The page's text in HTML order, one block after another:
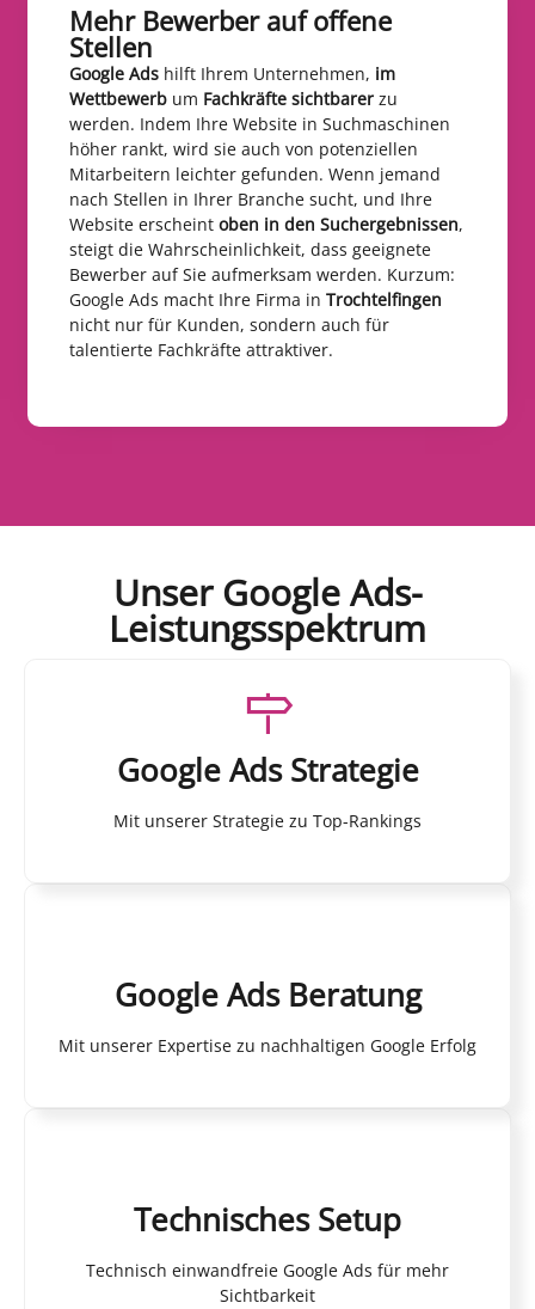
Mehr Bewerber auf offene
Stellen​
Google Ads hilft Ihrem Unternehmen, im
Wettbewerb um Fachkräfte sichtbarer zu
werden. Indem Ihre Website in Suchmaschinen
höher rankt, wird sie auch von potenziellen
Mitarbeitern leichter gefunden. Wenn jemand
nach Stellen in Ihrer Branche sucht, und Ihre
Website erscheint oben in den Suchergebnissen,
steigt die Wahrscheinlichkeit, dass geeignete
Bewerber auf Sie aufmerksam werden. Kurzum:
Google Ads macht Ihre Firma in Trochtelfingen
nicht nur für Kunden, sondern auch für
talentierte Fachkräfte attraktiver.
Unser Google Ads-
Leistungsspektrum
Google Ads Strategie
Mit unserer Strategie zu Top-Rankings
Google Ads Beratung
Mit unserer Expertise zu nachhaltigen Google Erfolg
Technisches Setup
Technisch einwandfreie Google Ads für mehr
Sichtbarkeit